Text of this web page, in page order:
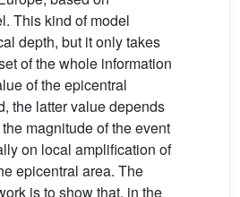
This kind of model
depth, but it only takes
of the whole information
of the epicentral
the latter value depends
magnitude of the event
on local amplification of
epicentral area. The
is to show that, in the